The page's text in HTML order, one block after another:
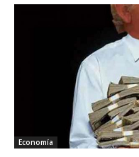
Economía